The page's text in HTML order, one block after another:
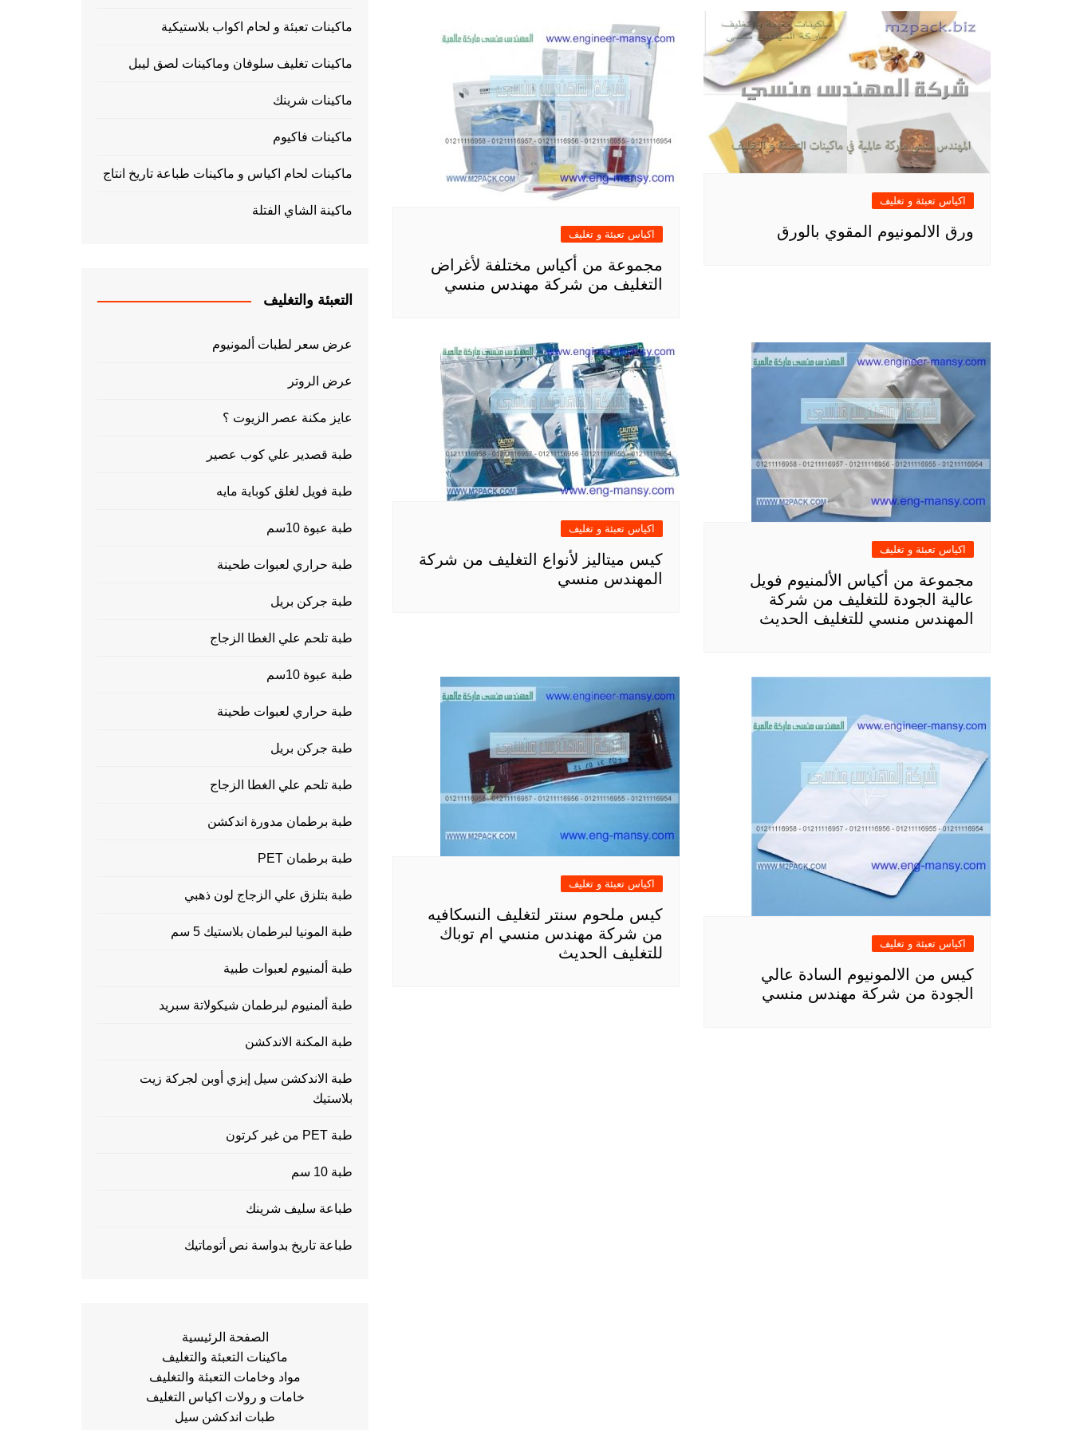
اكياس تعبئة و تغليف
ورق الالمونيوم المقوي بالورق اكياس تعبئة و تغليف
مجموعة من أكياس مختلفة لأغراض
التغليف من شركة مهندس منسي
اكياس تعبئة و تغليف
مجموعة من أكياس الألمنيوم فويل
عالية الجودة للتغليف من شركة
المهندس منسي للتغليف الحديث
اكياس تعبئة و تغليف
كيس ميتاليز لأنواع التغليف من شركة
المهندس منسي
اكياس تعبئة و تغليف
كيس من الالمونيوم السادة عالي
الجودة من شركة مهندس منسي
اكياس تعبئة و تغليف
كيس ملحوم سنتر لتغليف النسكافيه
من شركة مهندس منسي ام توباك
للتغليف الحديث
ماكينات تعبئة و لحام اكواب بلاستيكية
ماكينات تغليف سلوفان وماكينات لصق ليبل
ماكينات شرينك
ماكينات فاكيوم
ماكينات لحام اكياس و ماكينات طباعة تاريخ انتاج
ماكينة الشاي الفتلة
التعبئة والتغليف
عرض سعر لطبات ألمونيوم
عرض الروتر
عايز مكنة عصر الزيوت ؟
طبة قصدير علي كوب عصير
طبة فويل لغلق كوباية مايه
طبة عبوة 10سم
طبة حراري لعبوات طحينة
طبة جركن بريل
طبة تلحم علي الغطا الزجاج
طبة عبوة 10سم
طبة حراري لعبوات طحينة
طبة جركن بريل
طبة تلحم علي الغطا الزجاج
طبة برطمان مدورة اندكشن
طبة برطمان PET
طبة بتلزق علي الزجاج لون ذهبي
طبة المونيا لبرطمان بلاستيك 5 سم
طبة ألمنيوم لعبوات طبية
طبة ألمنيوم لبرطمان شيكولاتة سبريد
طبة المكنة الاندكشن
طبة الاندكشن سيل إيزي أوبن لجركة زيت
بلاستيك
طبة PET من غير كرتون
طبة 10 سم
طباعة سليف شرينك
طباعة تاريخ بدواسة نص أتوماتيك
الصفحة الرئيسية
ماكينات التعبئة والتغليف
مواد وخامات التعبئة والتغليف
خامات و رولات اكياس التغليف
طبات اندكشن سيل